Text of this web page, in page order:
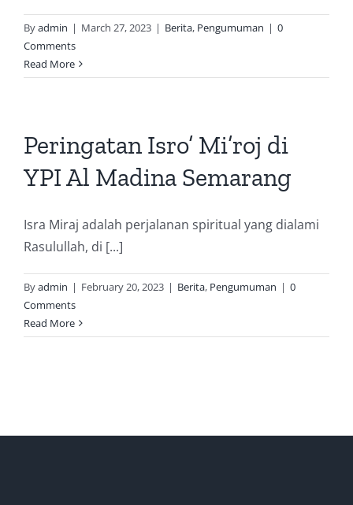
Byadmin | March 27, 2023 | Berita, Pengumuman | 0
Comments
Read More
Peringatan Isro’ Mi’roj di
YPI Al Madina Semarang
Isra Miraj adalah perjalanan spiritual yang dialami
Rasulullah, di [...]
Byadmin | February 20, 2023 | Berita, Pengumuman | 0
Comments
Read More